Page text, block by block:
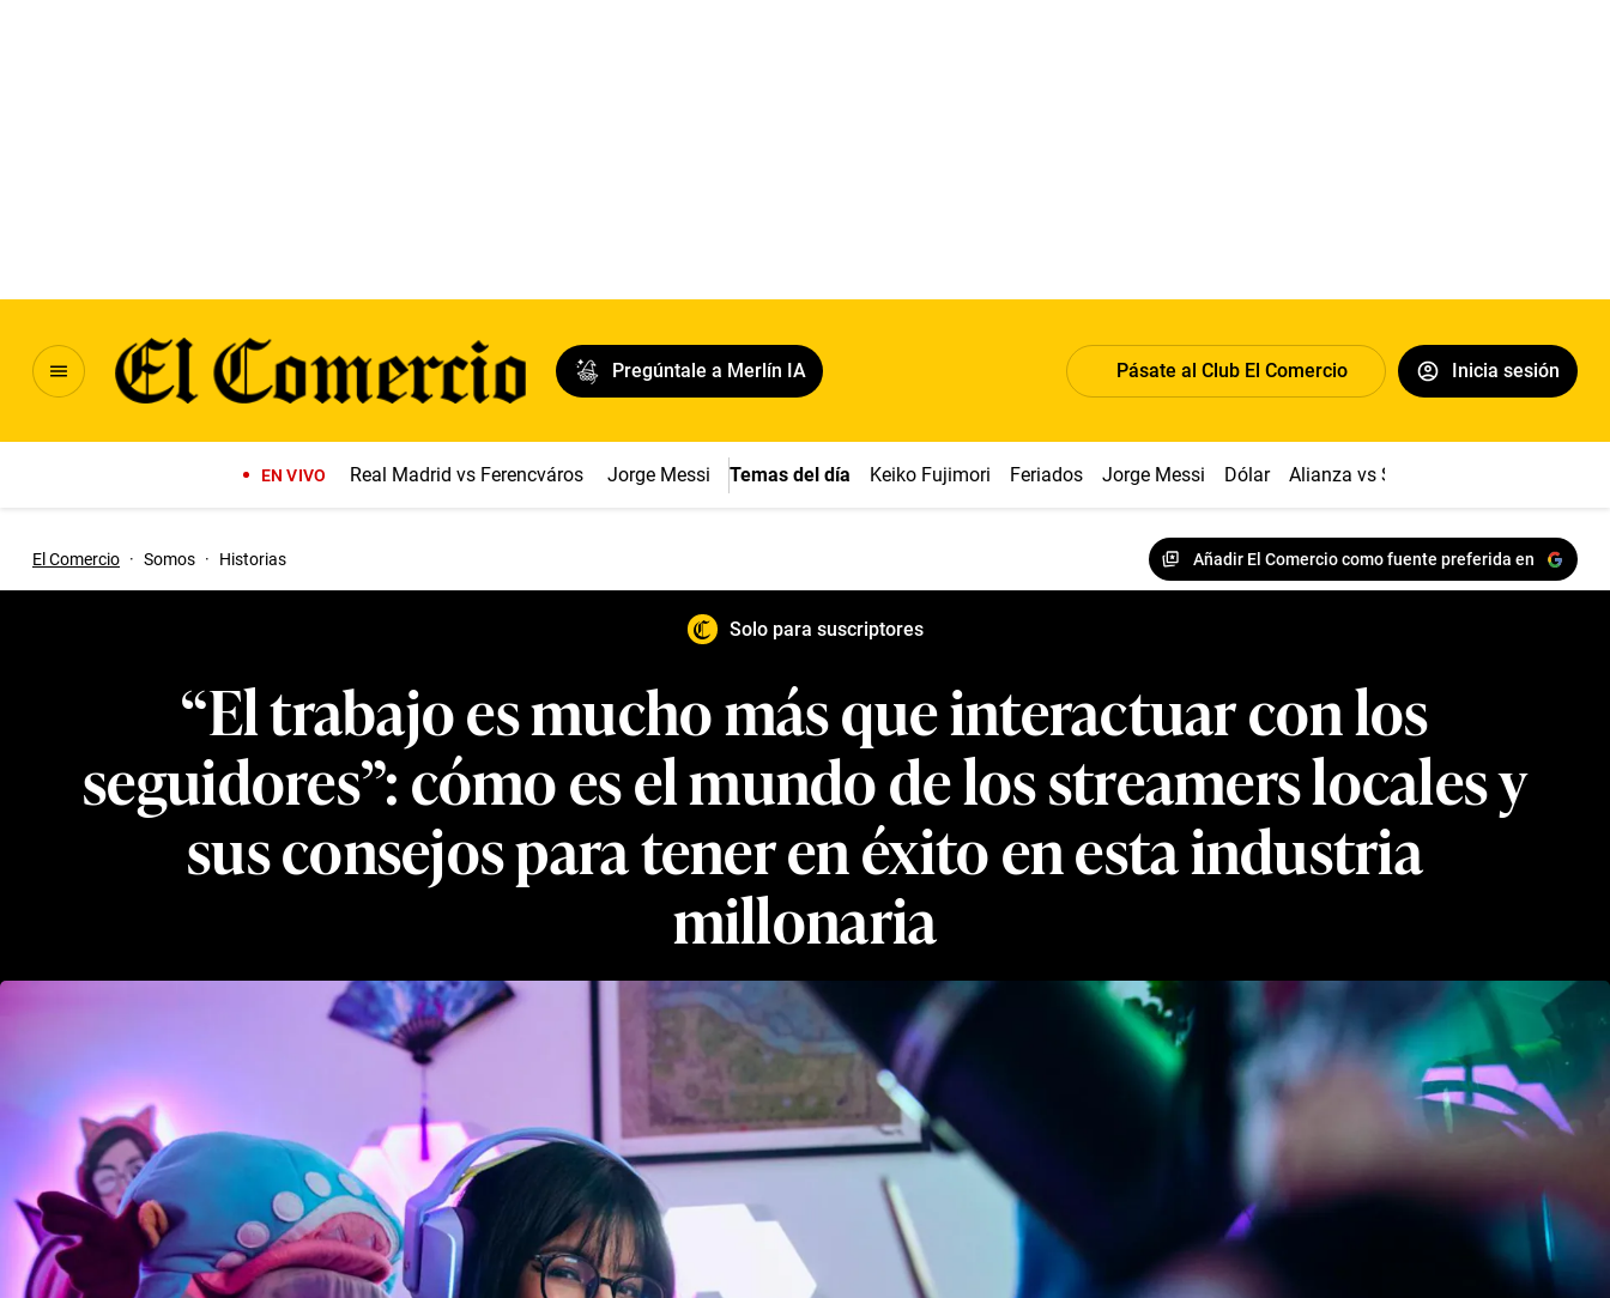
Pregúntale a Merlín IA Pásate al Club El Comercio Inicia sesión
EN VIVO Real Madrid vs Ferencváros Jorge Messi Temas del día Keiko Fujimori Feriados Jorge Messi Dólar Alianza vs Sport Boys
El Comercio · Somos · Historias Añadir El Comercio como fuente preferida en
Solo para suscriptores
“El trabajo es mucho más que interactuar con los
seguidores”: cómo es el mundo de los streamers locales y
sus consejos para tener en éxito en esta industria
millonaria